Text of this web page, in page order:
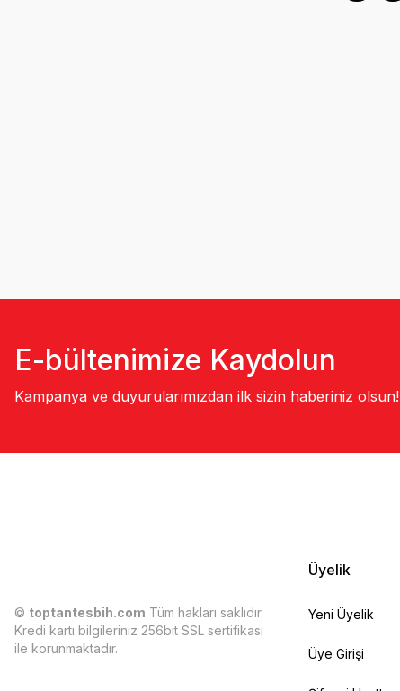
E-bültenimize Kaydolun
Kampanya ve duyurularımızdan ilk sizin haberiniz olsun!
© toptantesbih.com Tüm hakları saklıdır.
Kredi kartı bilgileriniz 256bit SSL sertifikası
ile korunmaktadır.
Üyelik
Yeni Üyelik
Üye Girişi